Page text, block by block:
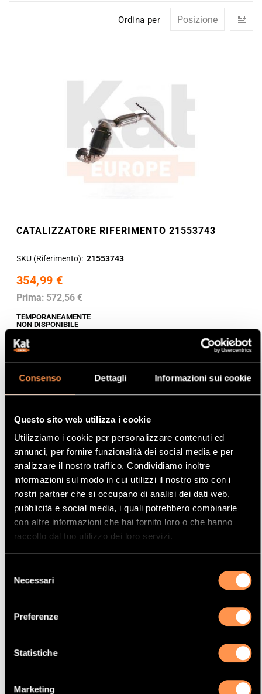
Consenso Dettagli Informazioni sui cookie
Questo sito web utilizza i cookie
Utilizziamo i cookie per personalizzare contenuti ed
annunci, per fornire funzionalità dei social media e per
analizzare il nostro traffico. Condividiamo inoltre
informazioni sul modo in cui utilizzi il nostro sito con i
nostri partner che si occupano di analisi dei dati web,
pubblicità e social media, i quali potrebbero combinarle
con altre informazioni che hai fornito loro o che hanno
raccolto dal tuo utilizzo dei loro servizi.
delNecessari
Preferenze
Statistiche
Marketing
Ordina per
CATALIZZATORE RIFERIMENTO 21553743
SKU (Riferimento) 21553743
354,99 €
Prima: 572,56 €
TEMPORANEAMENTE
NON DISPONIBILE
Mostrare Per pagina
La vostra selezione
Prodotto
Catalizzatore